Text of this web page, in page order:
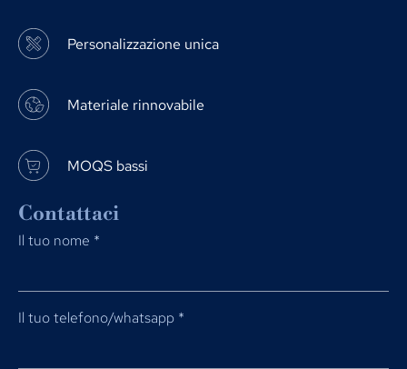
Personalizzazione unica
Materiale rinnovabile
MOQS bassi
Contattaci
Il tuo nome *
Il tuo telefono/whatsapp *